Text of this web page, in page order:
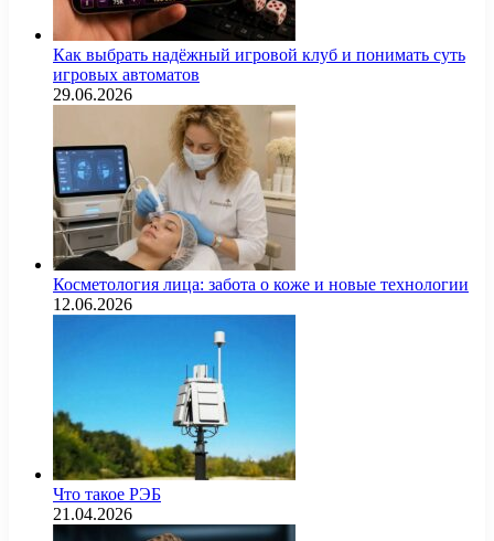
Как выбрать надёжный игровой клуб и понимать суть
игровых автоматов
29.06.2026
Косметология лица: забота о коже и новые технологии
12.06.2026
Что такое РЭБ
21.04.2026